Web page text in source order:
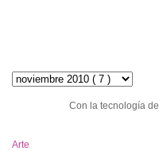
Con la tecnología de
Arte